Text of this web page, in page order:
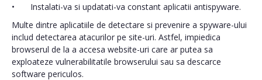
•
Instalati-va si updatati-va constant aplicatii antispyware.
Multe dintre aplicatiile de detectare si prevenire a spyware-ului
includ detectarea atacurilor pe site-uri. Astfel, impiedica
browserul de la a accesa website-uri care ar putea sa
exploateze vulnerabilitatile browserului sau sa descarce
software periculos.